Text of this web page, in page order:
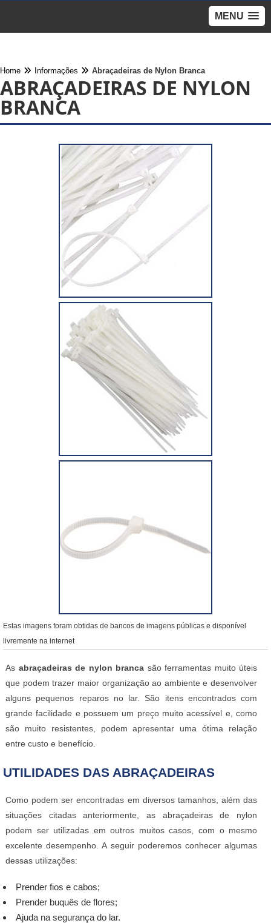
MENU
Home Informações Abraçadeiras de Nylon Branca
ABRAÇADEIRAS DE NYLON
BRANCA
Estas imagens foram obtidas de bancos de imagens públicas e disponível
livremente na internet
As abraçadeiras de nylon branca são ferramentas muito úteis
que podem trazer maior organização ao ambiente e desenvolver
alguns pequenos reparos no lar. São itens encontrados com
grande facilidade e possuem um preço muito acessível e, como
são muito resistentes, podem apresentar uma ótima relação
entre custo e benefício.
UTILIDADES DAS ABRAÇADEIRAS
Como podem ser encontradas em diversos tamanhos, além das
situações citadas anteriormente, as abraçadeiras de nylon
podem ser utilizadas em outros muitos casos, com o mesmo
excelente desempenho. A seguir poderemos conhecer algumas
dessas utilizações:
Prender fios e cabos;
Prender buquês de flores;
Ajuda na segurança do lar.